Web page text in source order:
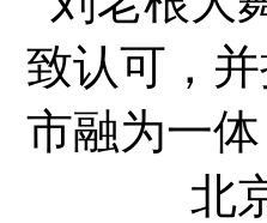
致认可，
市融为一
北